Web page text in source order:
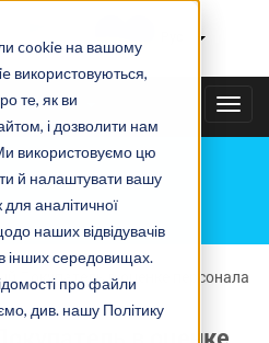
cookie на вашому
використовуються,
те, як ви
і дозволити нам
використовуємо цю
й налаштувати вашу
для аналітичної
наших відвідувачів
в інших середовищах.
про файли
див. нашу Політику
Покупатель в оценке персонала